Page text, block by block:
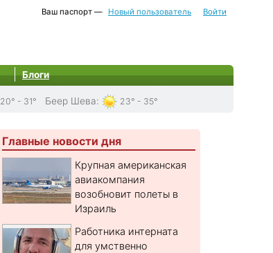
Ваш паспорт — Новый пользователь Войти
Блоги
20° - 31° Беер Шева: 23° - 35°
Главные новости дня
Крупная американская
авиакомпания
возобновит полеты в
Израиль
Работника интерната
для умственно